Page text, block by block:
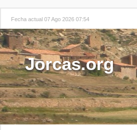
Fecha actual 07 Ago 2026 07:54
Jorcas.org